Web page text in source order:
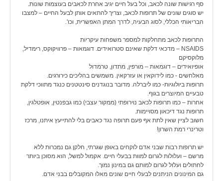
סף רגישות שונה לכאב, וכל בעל חיים יגיב אחרת לכאבים בעוצמות שונות.
יש סוגים שונים של תרופות לכאב, וצריך להתאים אותן לבעל החיים – למצבו
הבריאותי הכללי, לסוג הבעיה, לדרך המתן האפשרית, וכו'.
התרופות לכאב מתחלקות למספר משפחות עיקריות
NSAIDS – מדכאי דלקת שאינם סטרואידים. דוגמאות – פרוויקוקס, רימדיל,
מלוקסיקם
אופיואידים – דוגמאות – מורפין, מתדון, טרמדול
מאלחשים - כמו לידוקאין או עזרקאין. משמשים בהליכים כירורגים.
תרופות ביולוגיות- כמו ליברלה. מדובר בנוגדנים סינטטנים כנגד מתווכי דלקת
טבעיים המיוצרים בגוף.
אחרות – כמו תרופות לכאב נוירופתי (ממקור עצבי) כמו גבפנטין, אופטלגין,
תרופות נגד דיכאון מסויימות.
חשוב לציין שאין לתת אף פעם תרופה נגד כאבים בלי להתייעץ איתנו, מרכז
וטרינרי רמת השרון!
יש תרופות רבות שבני אדם לוקחים באופן שגרתי, חלקן גם נמכרות ללא
מרשם – ועלולות לגרום למוות בבעלי חיים. אקמול למשל, הוא מסוכן ביותר
לחתולים ועלול לגרום למותם גם במינון נמוך.
גם המינונים הניתנים לבעלי חיים שונים מאלו המקובלים בבני אדם.